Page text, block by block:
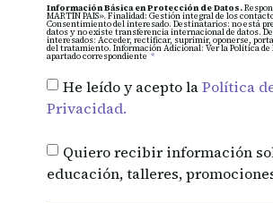
Información Básica en Protección de Datos.
MARTÍN PAIS». Finalidad: Gestión integral de los
Consentimiento del interesado. Destinatarios: no está
datos y no existe transferencia internacional de datos.
interesados: Acceder, rectificar, suprimir, oponerse,
del tratamiento. Información Adicional: Ver la Política de
apartado correspondiente
He leído y acepto laPolítica
Privacidad.
Quiero recibir información
educación, talleres,